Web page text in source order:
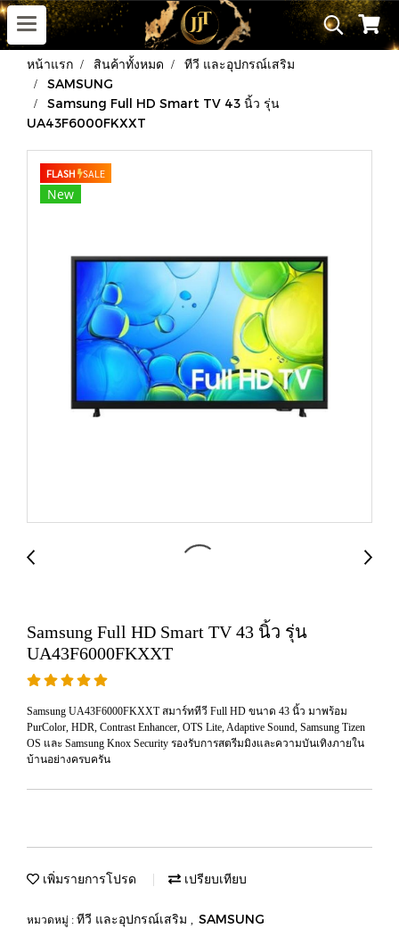
หน้าแรก สินค้าทั้งหมด
ทีวี และอุปกรณ์เสริม
SAMSUNG
Samsung Full HD Smart TV 43 นิ้ว รุ่น
UA43F6000FKXXT
FLASH SALE
New
Samsung Full HD Smart TV 43 นิ้ว รุ่น
UA43F6000FKXXT
Samsung UA43F6000FKXXT สมาร์ททีวี Full HD ขนาด 43 นิ้ว มาพร้อม
PurColor, HDR, Contrast Enhancer, OTS Lite, Adaptive Sound, Samsung Tizen
OS และ Samsung Knox Security รองรับการสตรีมมิงและความบันเทิงภายใน
บ้านอย่างครบครัน
เพิ่มรายการโปรด เปรียบเทียบ
หมวดหมู่ : ทีวี และอุปกรณ์เสริม , SAMSUNG